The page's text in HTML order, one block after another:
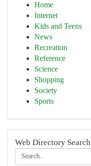
Home
Internet
Kids and Teens
News
Recreation
Reference
Science
Shopping
Society
Sports
Web Directory Search